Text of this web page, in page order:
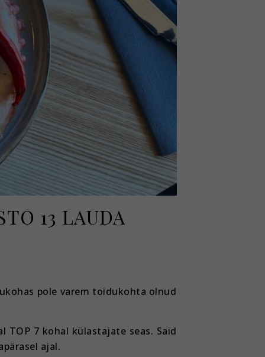
13 LAUDA
pole varem toidukohta olnud
7 kohal külastajate seas. Said
ajal.